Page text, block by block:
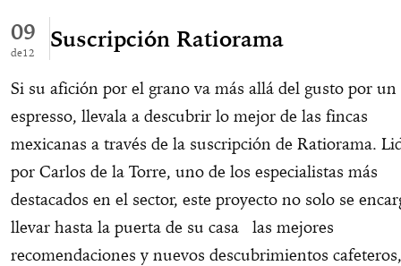
09
12
Suscripción Ratiorama
Si su afición por el grano va más allá del gusto por
espresso, llevala a descubrir lo mejor de las fincas
mexicanas a través de la suscripción de Ratiorama.
por Carlos de la Torre, uno de los especialistas más
destacados en el sector, este proyecto no solo se
llevar hasta la puerta de su casa las mejores
recomendaciones y nuevos descubrimientos cafeteros,